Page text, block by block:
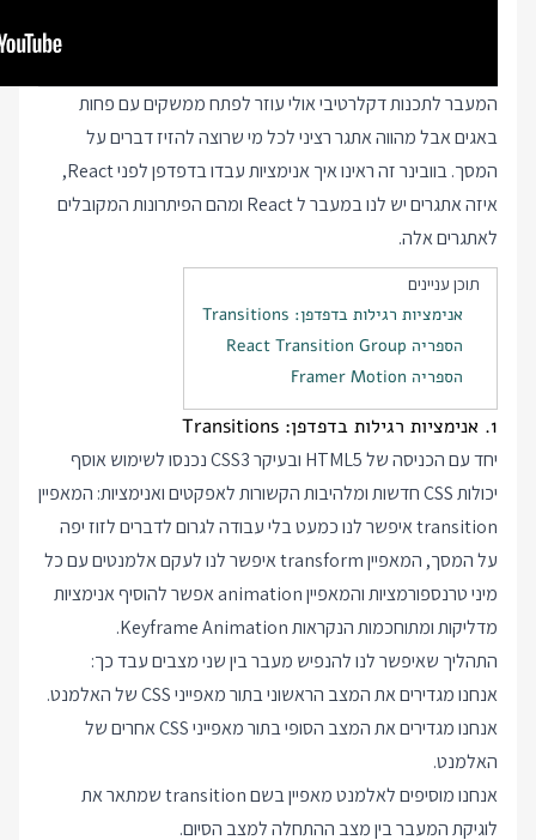
המעבר לתכנות דקלרטיבי אולי עוזר לפתח ממשקים עם פחות
באגים אבל מהווה אתגר רציני לכל מי שרוצה להזיז דברים על
המסך. בוובינר זה ראינו איך אנימציות עבדו בדפדפן לפני React,
איזה אתגרים יש לנו במעבר ל React ומהם הפיתרונות המקובלים
לאתגרים אלה.
תוכן עניינים
אנימציות רגילות בדפדפן: Transitions
הספריה React Transition Group
הספריה Framer Motion
1. אנימציות רגילות בדפדפן: Transitions
יחד עם הכניסה של HTML5 ובעיקר CSS3 נכנסו לשימוש אוסף
יכולות CSS חדשות ומלהיבות הקשורות לאפקטים ואנימציות: המאפיין
transition איפשר לנו כמעט בלי עבודה לגרום לדברים לזוז יפה
על המסך, המאפיין transform איפשר לנו לעקם אלמנטים עם כל
מיני טרנספורמציות והמאפיין animation אפשר להוסיף אנימציות
מדליקות ומתוחכמות הנקראות Keyframe Animation.
התהליך שאיפשר לנו להנפיש מעבר בין שני מצבים עבד כך:
אנחנו מגדירים את המצב הראשוני בתור מאפייני CSS של האלמנט.
אנחנו מגדירים את המצב הסופי בתור מאפייני CSS אחרים של
האלמנט.
אנחנו מוסיפים לאלמנט מאפיין בשם transition שמתאר את
לוגיקת המעבר בין מצב ההתחלה למצב הסיום.